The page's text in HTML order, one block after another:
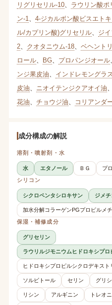
リグリセリル-10、 ラウリン酸ポ
ン-1
4-ジカルボン酸ビスエト
ル/カプリン酸)グリセリル、 ジ
2、 クオタニウム-18、 ベヘント
ロール、 BG、 プロパンジオール
ンジ果皮油
インドレモングラ
皮油
ニオイテンジクアオイ油
花油
チョウジ油 コリアンダ
成分構成の解説
溶剤・噴射剤・水
水 エタノール ＢＧ
プ
シリコン
シクロペンタシロキサン ジメ
加水分解コラーゲンPGプロピルメ
保湿・補修成分
グリセリン
ラウリルジモニウムヒドロキシプ
ヒドロキシプロピルシクロデキスト
ソルビトール セリン グリ
リシン アルギニン トレオ